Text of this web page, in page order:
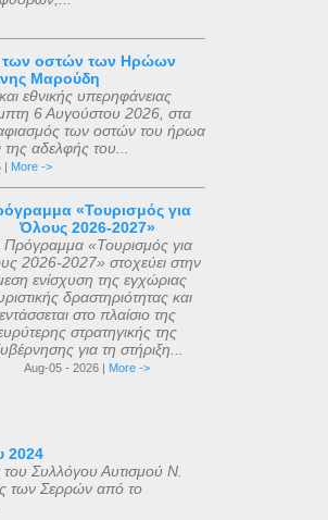
των οστών των Ηρώων
Μαρούδη
εθνικής υπερηφάνειας
6 Αυγούστου 2026, στα
των οστών του ήρωα
αδελφής του...
More ->
«Τουρισμός για
Όλους 2026-2027»
Πρόγραμμα «Τουρισμός για
2026-2027» στοχεύει στην
ενίσχυση της εγχώριας
δραστηριότητας και
εντάσσεται στο πλαίσιο της
στρατηγικής της
για τη στήριξη...
Aug-05 - 2026 | More ->
2024
του Συλλόγου Αυτισμού Ν.
των Σερρών από το